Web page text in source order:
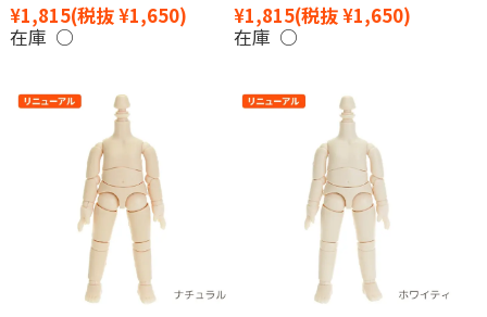
¥1,815(税抜 ¥1,650)
在庫 ○
¥1,815(税抜 ¥1,650)
在庫 ○